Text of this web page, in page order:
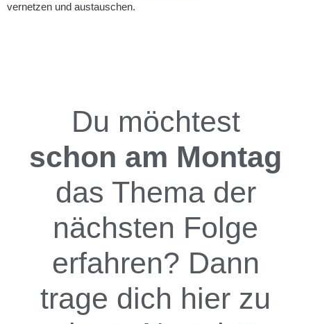
vernetzen und austauschen.
Du möchtest
schon am Montag
das Thema der
nächsten Folge
erfahren? Dann
trage dich hier zu